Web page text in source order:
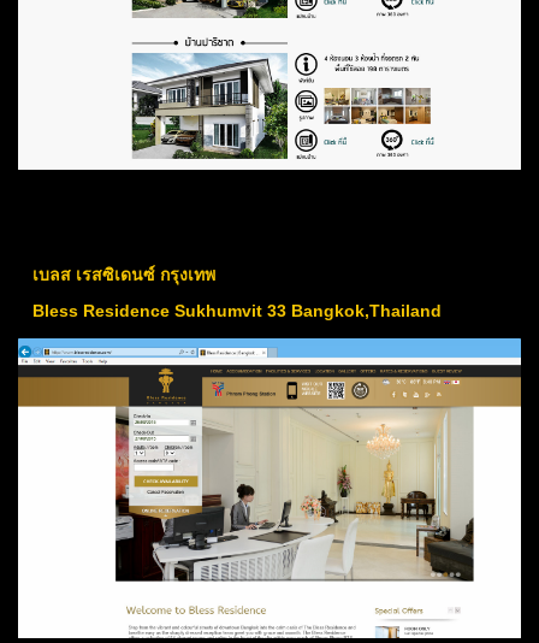
เบลส เรสซิเดนซ์ กรุงเทพ
Bless Residence Sukhumvit 33 Bangkok,Thailand